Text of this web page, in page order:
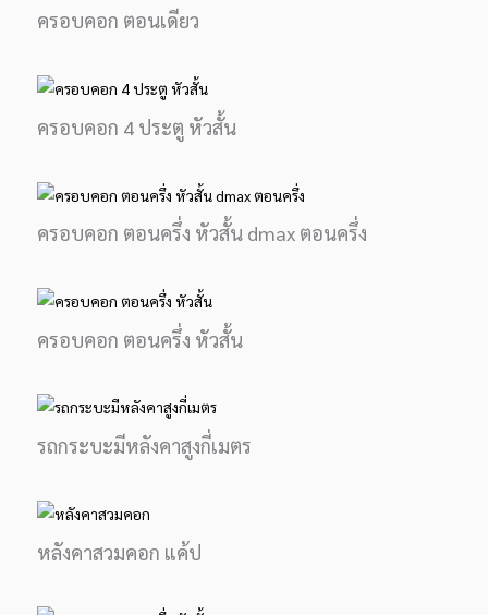
ครอบคอก ตอนเดียว
ครอบคอก 4 ประตู หัวสั้น
ครอบคอก ตอนครึ่ง หัวสั้น dmax ตอนครึ่ง
ครอบคอก ตอนครึ่ง หัวสั้น
รถกระบะมีหลังคาสูงกี่เมตร
หลังคาสวมคอก แค้ป